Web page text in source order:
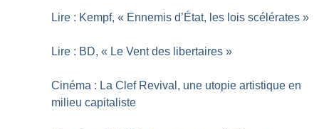
Lire : Kempf, « Ennemis d’État, les lois scélérates »
Lire : BD, « Le Vent des libertaires »
Cinéma : La Clef Revival, une utopie artistique en
milieu capitaliste